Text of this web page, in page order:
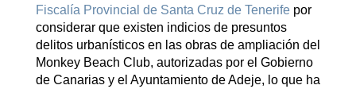
Fiscalía Provincial de Santa Cruz de Tenerifepor
considerar que existen indicios de presuntos
delitos urbanísticos en las obras de ampliación del
Monkey Beach Club, autorizadas por el Gobierno
de Canarias y el Ayuntamiento de Adeje, lo que ha